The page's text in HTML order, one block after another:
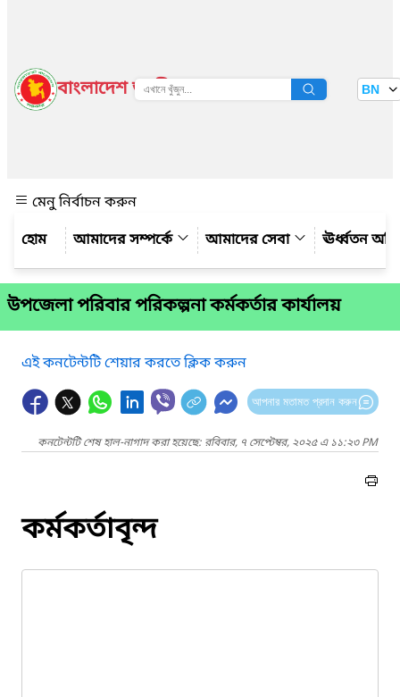
বাংলাদেশ জাতীয় তথ্য বাতায়ন BN
মেনু নির্বাচন করুন
আমাদের সম্পর্কে
আমাদের সেবা ঊর্ধ্বতন
উপজেলা পরিবার পরিকল্পনা কর্মকর্তার কার্যালয়
এই কনটেন্টটি শেয়ার করতে ক্লিক করুন
আপনার মতামত প্রদান করুন
কনটেন্টটি শেষ হাল-নাগাদ করা হয়েছে: রবিবার, ৭ সেপ্টেম্বর, ২০২৫ এ ১১:২৩ PM
কর্মকর্তাবৃন্দ